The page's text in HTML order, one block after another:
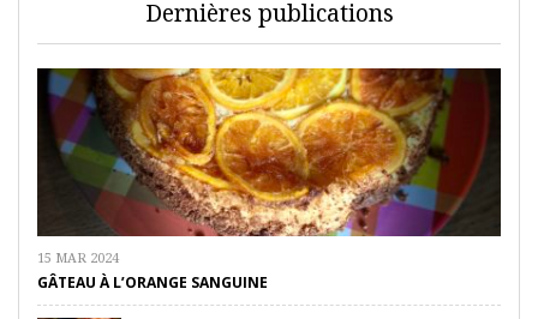
Dernières publications
15 MAR 2024
GÂTEAU À L’ORANGE SANGUINE